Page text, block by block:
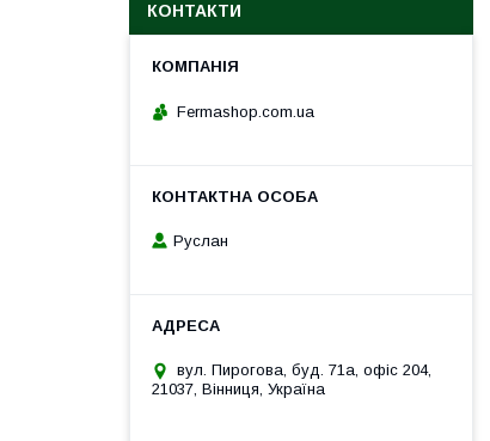
КОНТАКТИ
Fermashop.com.ua
Руслан
вул. Пирогова, буд. 71а, офіс 204,
21037, Вінниця, Україна